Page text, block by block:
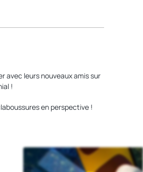
avec leurs nouveaux amis sur
!
en perspective !